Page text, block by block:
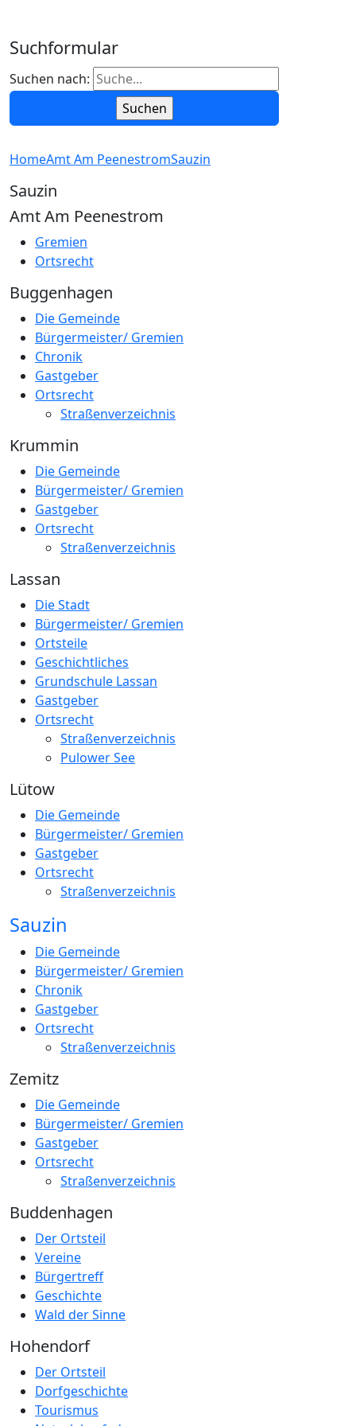
Suchformular
Suchen nach:
Sauzin
HomeAmt Am PeenestromSauzin
Amt Am Peenestrom
Gremien
Ortsrecht
Buggenhagen
Die Gemeinde
Bürgermeister/ Gremien
Chronik
Gastgeber
Ortsrecht
Straßenverzeichnis
Krummin
Die Gemeinde
Bürgermeister/ Gremien
Gastgeber
Ortsrecht
Straßenverzeichnis
Lassan
Die Stadt
Bürgermeister/ Gremien
Ortsteile
Geschichtliches
Grundschule Lassan
Gastgeber
Ortsrecht
Straßenverzeichnis
Pulower See
Lütow
Die Gemeinde
Bürgermeister/ Gremien
Gastgeber
Ortsrecht
Straßenverzeichnis
Sauzin
Die Gemeinde
Bürgermeister/ Gremien
Chronik
Gastgeber
Ortsrecht
Straßenverzeichnis
Zemitz
Die Gemeinde
Bürgermeister/ Gremien
Gastgeber
Ortsrecht
Straßenverzeichnis
Buddenhagen
Der Ortsteil
Vereine
Bürgertreff
Geschichte
Wald der Sinne
Hohendorf
Der Ortsteil
Dorfgeschichte
Tourismus